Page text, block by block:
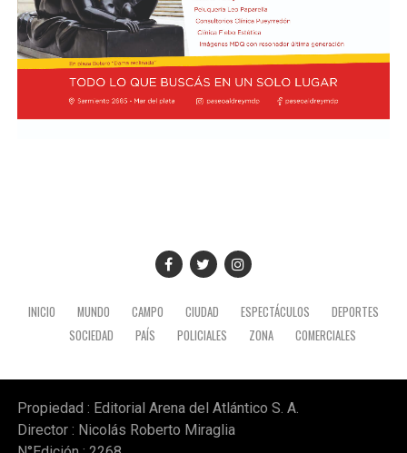
INICIO MUNDO CAMPO CIUDAD ESPECTÁCULOS
DEPORTES
SOCIEDAD
PAÍS POLICIALES ZONA COMERCIALES
Propiedad : Editorial Arena del Atlántico S. A.
Director : Nicolás Roberto Miraglia